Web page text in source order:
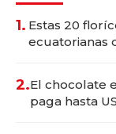
1. Estas 20
ecuatorianas
2.El chocolate
paga hasta